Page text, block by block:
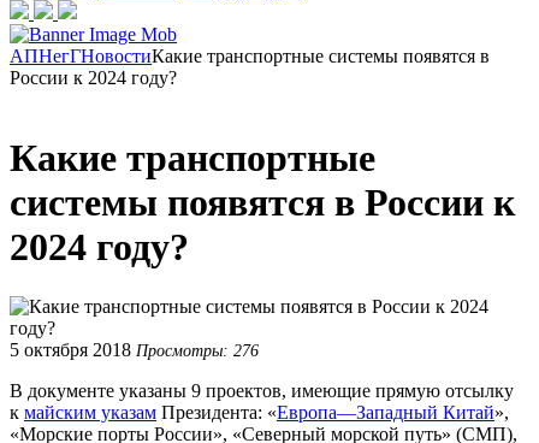
АПНегГНовостиКакие транспортные системы появятся в
России к 2024 году?
Какие транспортные
системы появятся в России к
2024 году?
5 октября 2018 Просмотры: 276
В документе указаны 9 проектов, имеющие прямую отсылку
к майским указам Президента: «Европа—Западный Китай»,
«Морские порты России», «Северный морской путь» (СМП),